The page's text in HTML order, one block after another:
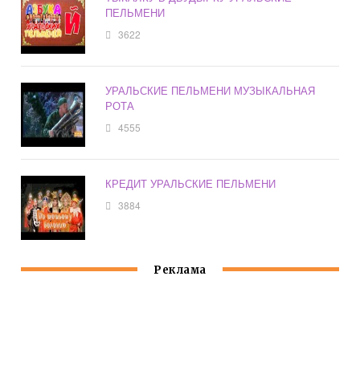
ПЕЛЬМЕНИ
3622
УРАЛЬСКИЕ ПЕЛЬМЕНИ МУЗЫКАЛЬНАЯ
РОТА
4555
КРЕДИТ УРАЛЬСКИЕ ПЕЛЬМЕНИ
3884
Реклама